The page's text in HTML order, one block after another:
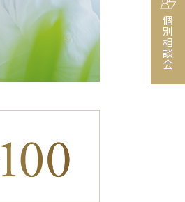
個別相談会